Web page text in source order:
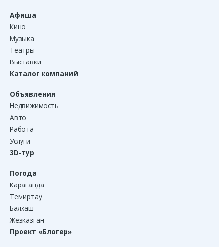
Афиша
Кино
Музыка
Театры
Выставки
Каталог компаний
Объявления
Недвижимость
Авто
Работа
Услуги
3D-тур
Погода
Караганда
Темиртау
Балхаш
Жезказган
Проект «Блогер»